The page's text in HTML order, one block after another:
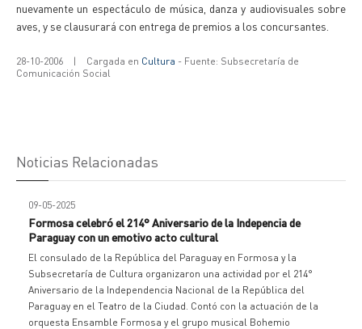
nuevamente un espectáculo de música, danza y audiovisuales sobre
aves, y se clausurará con entrega de premios a los concursantes.
28-10-2006 | Cargada en Cultura - Fuente: Subsecretaría de
Comunicación Social
Noticias Relacionadas
09-05-2025
Formosa celebró el 214° Aniversario de la Indepencia de
Paraguay con un emotivo acto cultural
El consulado de la República del Paraguay en Formosa y la
Subsecretaría de Cultura organizaron una actividad por el 214°
Aniversario de la Independencia Nacional de la República del
Paraguay en el Teatro de la Ciudad. Contó con la actuación de la
orquesta Ensamble Formosa y el grupo musical Bohemio